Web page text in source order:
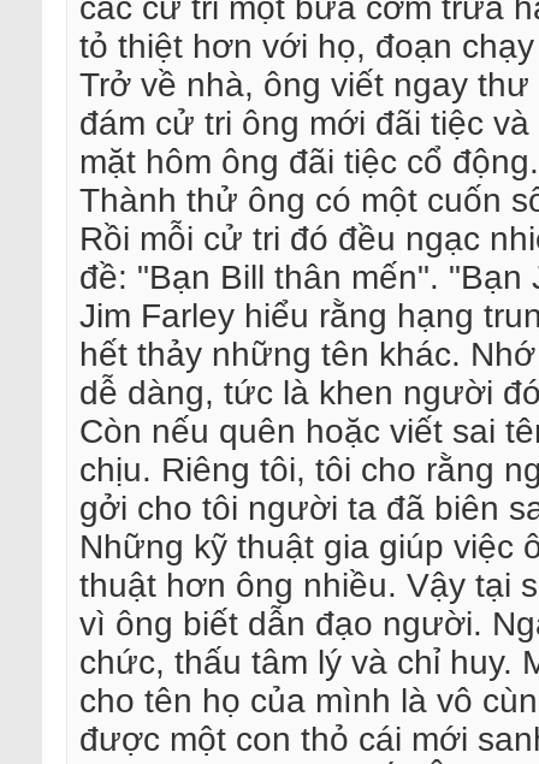
các cử tri một bữa cơm trưa
tỏ thiệt hơn với họ, đoạn
Trở về nhà, ông viết ngay
đám cử tri ông mới đãi tiệc
mặt hôm ông đãi tiệc cổ động.
Thành thử ông có một cuốn
Rồi mỗi cử tri đó đều ngạc
đề: "Bạn Bill thân mến".
Jim Farley hiểu rằng hạng
hết thảy những tên khác.
dễ dàng, tức là khen người
Còn nếu quên hoặc viết sai
chịu. Riêng tôi, tôi cho rằng
gởi cho tôi người ta đã biên
Những kỹ thuật gia giúp việc
thuật hơn ông nhiều. Vậy tại
vì ông biết dẫn đạo người.
chức, thấu tâm lý và chỉ huy.
cho tên họ của mình là vô
được một con thỏ cái mới